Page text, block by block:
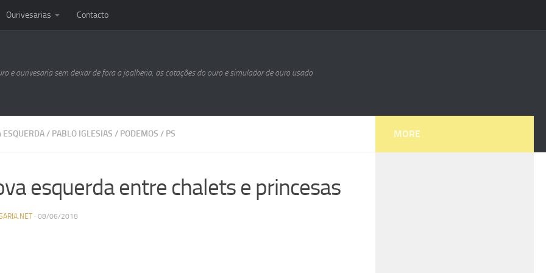
Ourivesarias Contacto
e ourivesaria sem deixar de fora a joalheria, as cotações do ouro e simulador de ouro usado
ESQUERDA/ PABLO IGLESIAS / PODEMOS / PS
esquerda entre chalets e princesas
· 08/06/2018
MORE